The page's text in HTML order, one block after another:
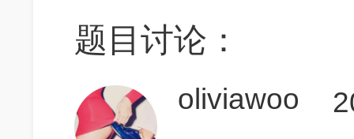
题目讨论：
oliviawoo